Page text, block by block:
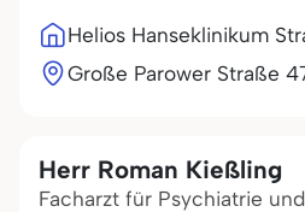
Helios Hanseklinikum
Große Parower Straße
Herr Roman Kießling
Facharzt für Psychiatrie